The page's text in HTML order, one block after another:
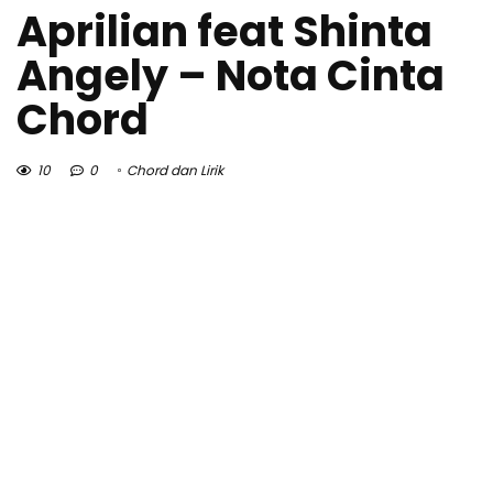
Aprilian feat Shinta
Angely – Nota Cinta
Chord
10 0 Chord dan Lirik